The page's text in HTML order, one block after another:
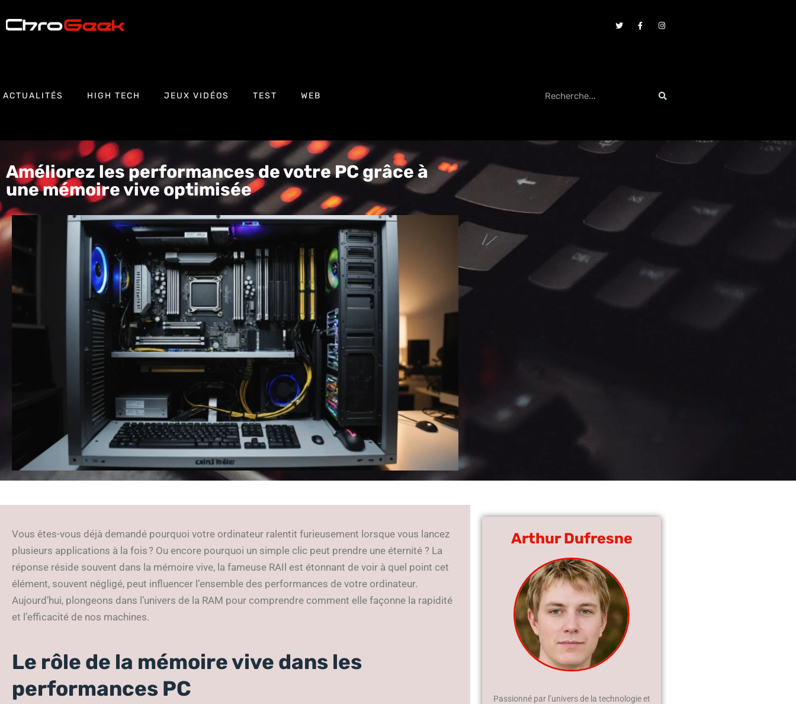
ACTUALITÉS HIGH TECH JEUX VIDÉOS TEST WEB
Améliorez les performances de votre PC grâce à
une mémoire vive optimisée
Vous êtes-vous déjà demandé pourquoi votre ordinateur ralentit furieusement lorsque vous lancez
plusieurs applications à la fois ? Ou encore pourquoi un simple clic peut prendre une éternité ? La
réponse réside souvent dans la mémoire vive, la fameuse RAIl est étonnant de voir à quel point cet
élément, souvent négligé, peut influencer l’ensemble des performances de votre ordinateur.
Aujourd’hui, plongeons dans l’univers de la RAM pour comprendre comment elle façonne la rapidité
et l’efficacité de nos machines.
Le rôle de la mémoire vive dans les
performances PC
Arthur Dufresne
Passionné par l’univers de la technologie et